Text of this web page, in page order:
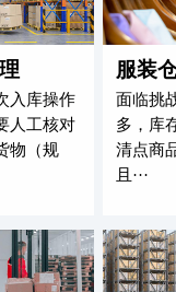
和盘点效率
存信息
效率，避免手工操作
存信息，仓库盘点高
据库系统，无需手抄